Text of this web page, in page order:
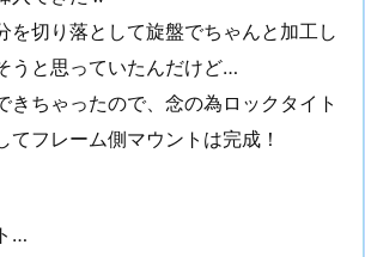
を切り落として旋盤でちゃんと加工し
うと思っていたんだけど…
きちゃったので、念の為ロックタイト
てフレーム側マウントは完成！
…